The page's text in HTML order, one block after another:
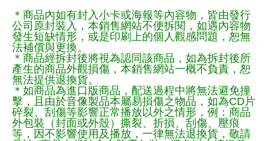
＊商品內如有封入小卡或海報等內容物，皆由發行
公司原封裝入，本銷售網站不便拆閱，如遇內容物
發生短缺情形，或是印刷上的個人觀感問題，恕無
法補償與更換。
＊商品經拆封後將視為認同該商品，如為拆封後所
產生的商品外觀損傷，本銷售網站一概不負責，恕
無法提供退換貨。
＊如商品為進口版商品，配送過程中將無法避免撞
擊，且由於音像製品本屬易損傷之物品，如為CD片
碎裂、刮傷等影響正常播放以外之情形，例：商品
外包裝（封面或外殼）撕裂、折損、刮傷、壓痕
等，因不影響使用及播放，一律無法退換貨，敬請